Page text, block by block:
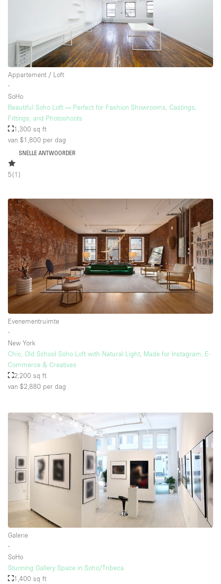
Appartement / Loft
∙
SoHo
Beautiful Soho Loft — Perfect for Fashion Showrooms, Castings,
Fittings, and Photoshoots
1,300 sq ft
van $1,800 per dag
SNELLE ANTWOORDER
5(1 )
Evenementruimte
∙
New York
Chic, Old School Soho Loft with Natural Light, Made for Instagram, E-
Commerce & Creatives
2,200 sq ft
van $2,880 per dag
Galerie
∙
SoHo
Stunning Gallery Space in Soho/Tribeca
1,400 sq ft